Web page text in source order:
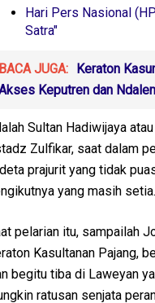
Hari Pers Nasional
Satra"
BACA JUGA: Keraton
Keputren dan
Sultan Hadiwijaya
Zulfikar, saat dalam
prajurit yang tidak
yang masih setia.
pelarian itu, sampailah
Kasultanan Pajang,
begitu tiba di Laweyan
ratusan senjata